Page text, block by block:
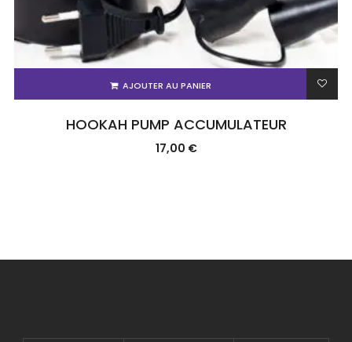
AJOUTER AU PANIER
HOOKAH PUMP ACCUMULATEUR
17,00 €